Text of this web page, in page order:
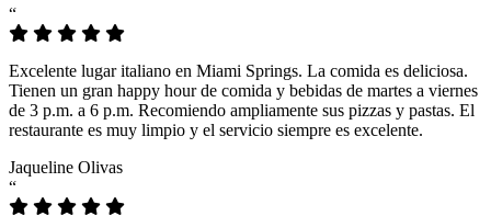
“
Excelente lugar italiano en Miami Springs. La comida es deliciosa.
Tienen un gran happy hour de comida y bebidas de martes a viernes
de 3 p.m. a 6 p.m. Recomiendo ampliamente sus pizzas y pastas. El
restaurante es muy limpio y el servicio siempre es excelente.
Jaqueline Olivas
“